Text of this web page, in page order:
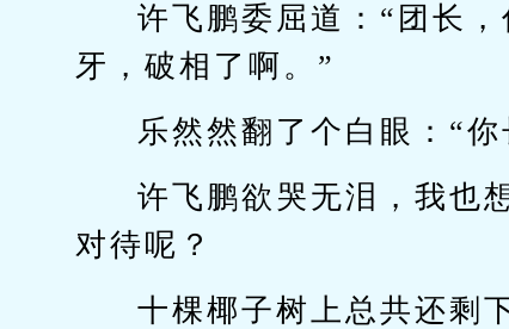
许飞鹏委屈道：“团长
牙，破相了啊。”
乐然然翻了个白眼：“
许飞鹏欲哭无泪，我也
对待呢？
十棵椰子树上总共还剩